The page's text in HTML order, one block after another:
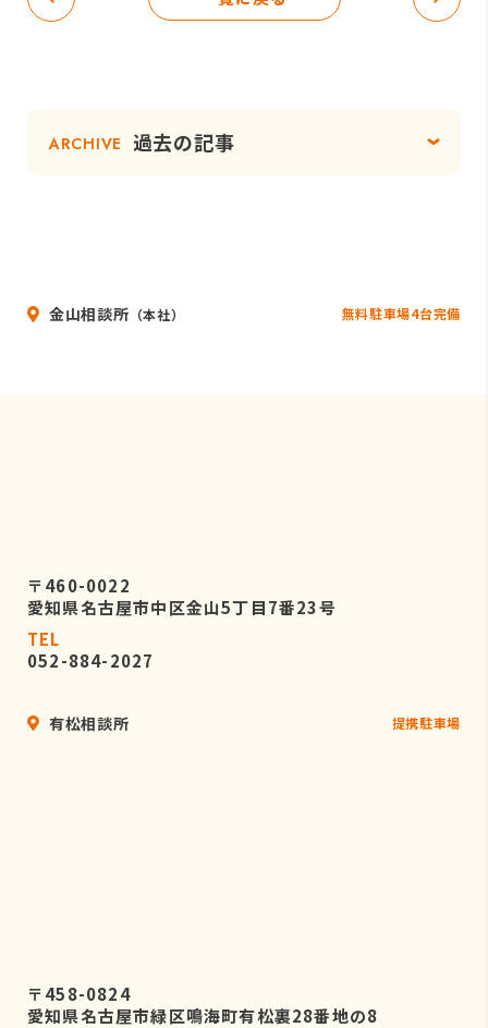
ARCHIVE 過去の記事
金山相談所 （本社） 無料駐車場4台完備
〒460-0022
愛知県名古屋市中区金山5丁目7番23号
TEL
052-884-2027
有松相談所 提携駐車場
〒458-0824
愛知県名古屋市緑区鳴海町有松裏28番地の8